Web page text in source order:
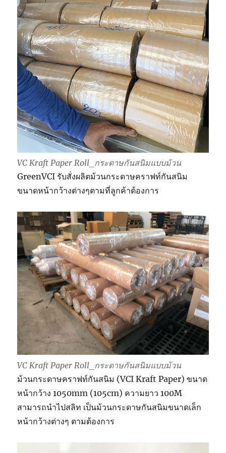
VC Kraft Paper Roll_กระดาษกันสนิมแบบม้วน
GreenVCI รับสั่งผลิตม้วนกระดาษคราฟท์กันสนิม
ขนาดหน้ากว้างต่างๆตามที่ลูกค้าต้องการ
VC Kraft Paper Roll_กระดาษกันสนิมแบบม้วน
ม้วนกระดาษคราฟท์กันสนิม (VCI Kraft Paper) ขนาด
หน้ากว้าง 1050mm (105cm) ความยาว 100M
สามารถนำไปสลิท เป็นม้วนกระดาษกันสนิมขนาดเล็ก
หน้ากว้างต่างๆ ตามต้องการ